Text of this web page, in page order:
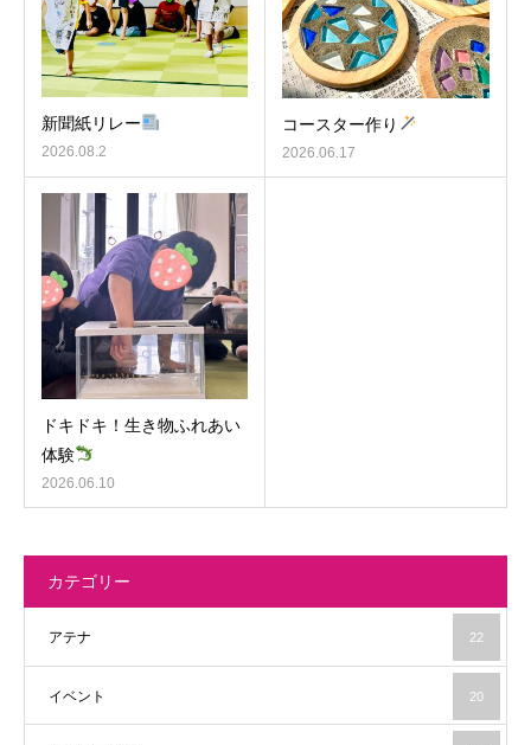
新聞紙リレー
2026.08.2
コースター作り
2026.06.17
ドキドキ！生き物ふれあい
体験
2026.06.10
カテゴリー
アテナ 22
イベント 20